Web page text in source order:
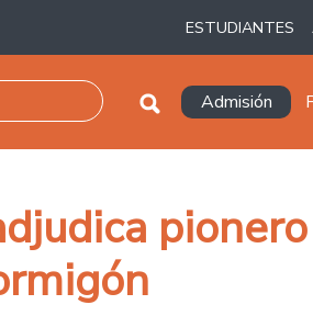
ESTUDIANTES
Navegación
Admisión